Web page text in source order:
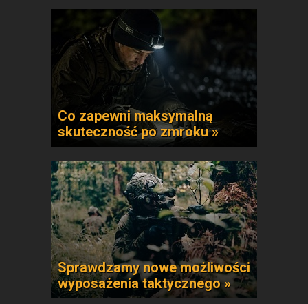
Co zapewni maksymalną
skuteczność po zmroku »
Sprawdzamy nowe możliwości
wyposażenia taktycznego »